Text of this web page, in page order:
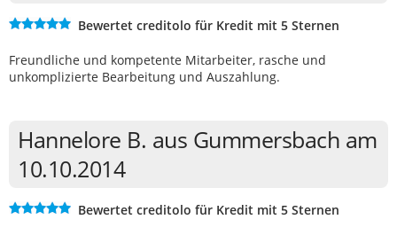
Bewertet creditolo für Kredit mit 5 Sternen
Freundliche und kompetente Mitarbeiter, rasche und
unkomplizierte Bearbeitung und Auszahlung.
Hannelore B. aus Gummersbach am
10.10.2014
Bewertet creditolo für Kredit mit 5 Sternen